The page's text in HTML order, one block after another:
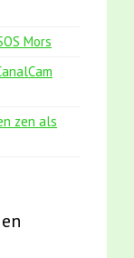
Mors
zen als